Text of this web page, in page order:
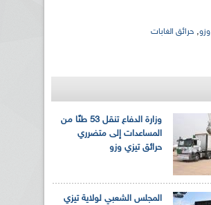
, حرائق الغابات
وزارة الدفاع تنقل 53 طنًا من
المساعدات إلى متضرري
حرائق تيزي وزو
المجلس الشعبي لولاية تيزي